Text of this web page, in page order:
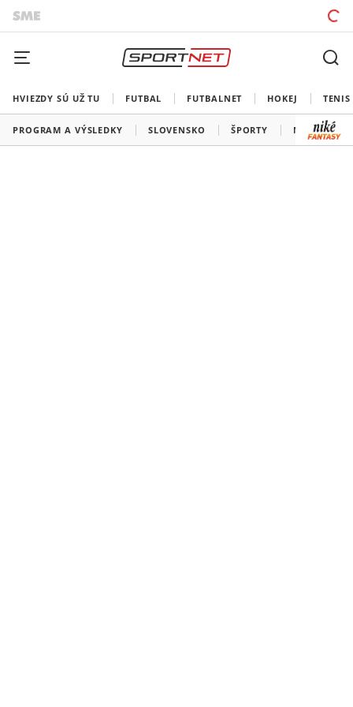
HVIEZDY SÚ UŽ TU FUTBAL FUTBALNET HOKEJ TENIS
PROGRAM A VÝSLEDKY SLOVENSKO ŠPORTY